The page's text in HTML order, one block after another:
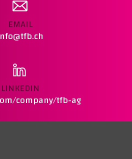
EMAIL
LINKEDIN
company/tfb-ag